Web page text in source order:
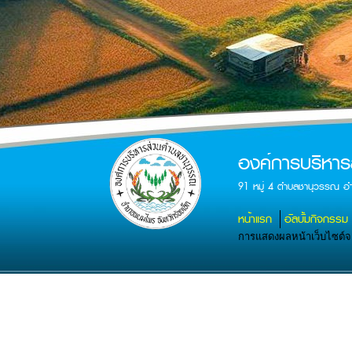
องค์การบริหา
91 หมู่ 4 ตำบลชานุวรรณ อ
หน้าแรก อัลบั้มกิจกรรม
การแสดงผลหน้าเว็บไซต์